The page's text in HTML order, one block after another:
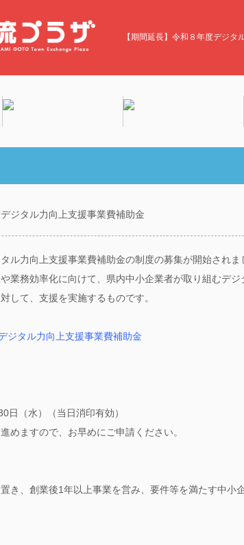
【期間延長】令和８年度デジタ
ジタル力向上支援事業費補助金
ル力向上支援事業費補助金の制度の募集が開始されま
業務効率化に向けて、県内中小企業者が取り組むデ
して、支援を実施するものです。
ジタル力向上支援事業費補助金
日（水）（当日消印有効）
めますので、お早めにご申請ください。
き、創業後1年以上事業を営み、要件等を満たす中小